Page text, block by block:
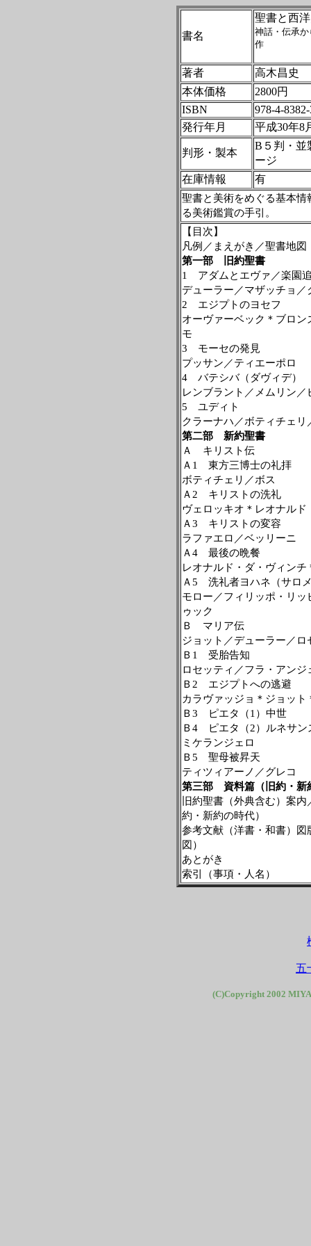
書名
聖書と西
神話・伝承
作
著者
高木昌史
本体価格
2800円
ISBN
978-4-
発行年月
平成30年8
判形・製本
B５判・並
ージ
在庫情報
有
聖書と美術をめぐる基本
る美術鑑賞の手引。
【目次】
凡例／まえがき／聖書地図
第一部 旧約聖書
1
アダムとエヴァ／楽園
デューラー／マザッチョ／
2 エジプトのヨセフ
オーヴァーベック＊ブロ
モ
3 モーセの発見
プッサン／ティエーポロ
4バテシバ（ダヴィデ）
レンブラント／メムリン／
5 ユディト
クラーナハ／ボティチェリ
第二部 新約聖書
Ａ キリスト伝
Ａ 1
東方三博士の礼拝
ボティチェリ／ボス
Ａ 2 キリストの洗礼
ヴェロッキオ＊レオナル
Ａ3 キリストの変容
ラファエロ／ベッリーニ
Ａ4最後の晩餐
レオナルド・ダ・ヴィン
Ａ5 洗礼者ヨハネ（サロ
モロー／フィリッポ・リ
ゥック
Ｂ マリア伝
ジョット／デューラー／ロ
Ｂ 1
受胎告知
ロセッティ／フラ・アン
Ｂ 2 エジプトへの逃避
カラヴァッジョ＊ジョット
Ｂ3 ピエタ（1 ）中世
Ｂ4ピエタ（2）ルネサン
ミケランジェロ
Ｂ5 聖母被昇天
ティツィアーノ／グレコ
第三部 資料篇（旧約・新
旧約聖書（外典含む）案内
約・新約の時代）
参考文献（洋書・和書）図
図）
あとがき
索引（事項・人名）
五
(C)Copyright 2002